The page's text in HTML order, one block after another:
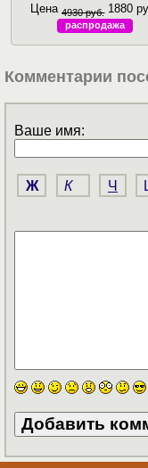
Цена 4930 руб. 1880
распродажа
Комментарии
Ваше имя:
Ж К Ч